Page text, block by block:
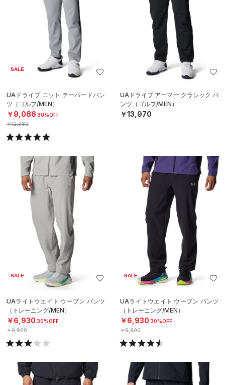
SALE
UAドライブ ニット テーパードパン
ツ（ゴルフ/MEN）
￥9,086 30%OFF
￥12,980
UAドライブ アーマー クラシック パ
ンツ（ゴルフ/MEN）
￥13,970
SALE
UAライトウエイト ウーブン パンツ
（トレーニング/MEN）
￥6,930 30%OFF
￥9,900
SALE
UAライトウエイト ウーブン パンツ
（トレーニング/MEN）
￥6,930 30%OFF
￥9,900